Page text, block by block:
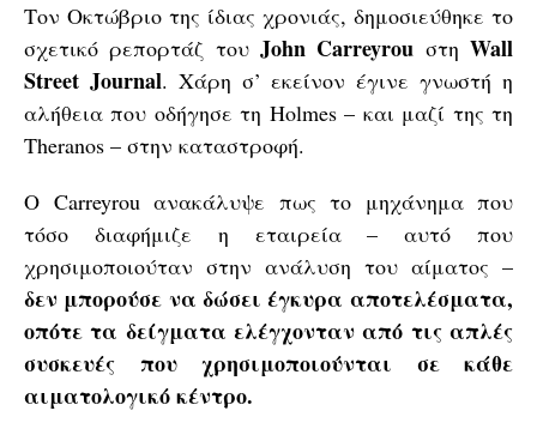
Τον Οκτώβριο της ίδιας χρονιάς, δημοσιεύθηκε το
σχετικό ρεπορτάζ του John Carreyrou στηWall
Street Journal. Χάρη σ’ εκείνον έγινε γνωστή η
αλήθεια που οδήγησε τη Holmes – και μαζί της τη
Theranos – στην καταστροφή.
Ο Carreyrou ανακάλυψε πως το μηχάνημα που
τόσο διαφήμιζε η εταιρεία – αυτό που
χρησιμοποιούταν στην ανάλυση του αίματος –
δεν μπορούσε να δώσει έγκυρα αποτελέσματα,
οπότε τα δείγματα ελέγχονταν από τις απλές
συσκευές που χρησιμοποιούνται σε κάθε
αιματολογικό κέντρο.